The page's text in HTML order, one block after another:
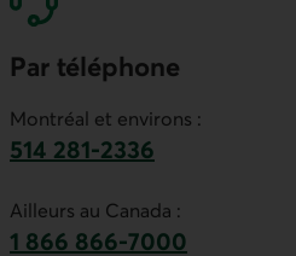
Par téléphone
Montréal et environs :
514 281-2336
Ailleurs au Canada :
1 866 866-7000